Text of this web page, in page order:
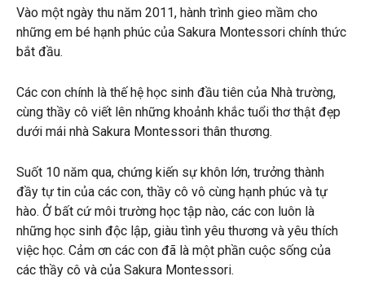
Vào một ngày thu năm 2011, hành trình gieo mầm cho
những em bé hạnh phúc của Sakura Montessori chính thức
bắt đầu.
Các con chính là thế hệ học sinh đầu tiên của Nhà trường,
cùng thầy cô viết lên những khoảnh khắc tuổi thơ thật đẹp
dưới mái nhà Sakura Montessori thân thương.
Suốt 10 năm qua, chứng kiến sự khôn lớn, trưởng thành
đầy tự tin của các con, thầy cô vô cùng hạnh phúc và tự
hào. Ở bất cứ môi trường học tập nào, các con luôn là
những học sinh độc lập, giàu tình yêu thương và yêu thích
việc học. Cảm ơn các con đã là một phần cuộc sống của
các thầy cô và của Sakura Montessori.